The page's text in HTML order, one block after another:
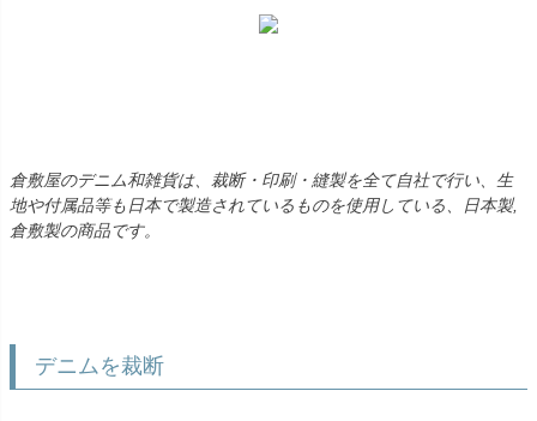
倉敷屋のデニム和雑貨は、裁断・印刷・縫製を全て自社で行い、生
地や付属品等も日本で製造されているものを使用している、日本製,
倉敷製の商品です。
デニムを裁断